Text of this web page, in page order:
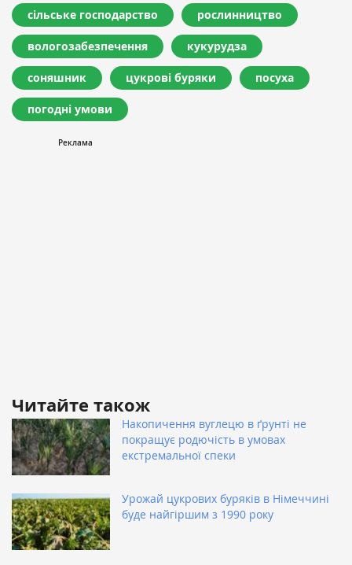
сільське господарство рослинництво
вологозабезпечення кукурудза
соняшник цукрові буряки посуха
погодні умови
Читайте також
Накопичення вуглецю в ґрунті не
покращує родючість в умовах
екстремальної спеки
Урожай цукрових буряків в Німеччині
буде найгіршим з 1990 року